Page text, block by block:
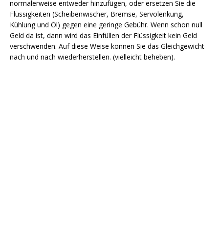
normalerweise entweder hinzufügen, oder ersetzen Sie die
Flüssigkeiten (Scheibenwischer, Bremse, Servolenkung,
Kühlung und Öl) gegen eine geringe Gebühr. Wenn schon null
Geld da ist, dann wird das Einfüllen der Flüssigkeit kein Geld
verschwenden. Auf diese Weise können Sie das Gleichgewicht
nach und nach wiederherstellen. (vielleicht beheben).